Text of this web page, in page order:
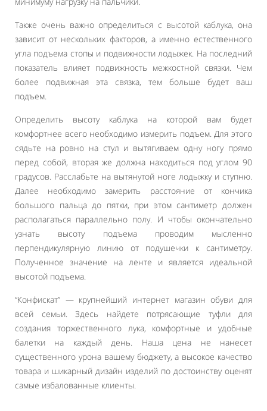
Также очень важно определиться с высотой каблука, она
зависит от нескольких факторов, а именно естественного
угла подъема стопы и подвижности лодыжек. На последний
показатель влияет подвижность межкостной связки. Чем
более подвижная эта связка, тем больше будет ваш
подъем.
Определить высоту каблука на которой вам будет
комфортнее всего необходимо измерить подъем. Для этого
сядьте на ровно на стул и вытягиваем одну ногу прямо
перед собой, вторая же должна находиться под углом 90
градусов. Расслабьте на вытянутой ноге лодыжку и ступню.
Далее необходимо замерить расстояние от кончика
большого пальца до пятки, при этом сантиметр должен
располагаться параллельно полу. И чтобы окончательно
узнать высоту подъема проводим мысленно
перпендикулярную линию от подушечки к сантиметру.
Полученное значение на ленте и является идеальной
высотой подъема.
“Конфискат” — крупнейший интернет магазин обуви для
всей семьи. Здесь найдете потрясающие туфли для
создания торжественного лука, комфортные и удобные
балетки на каждый день. Наша цена не нанесет
существенного урона вашему бюджету, а высокое качество
товара и шикарный дизайн изделий по достоинству оценят
самые избалованные клиенты.